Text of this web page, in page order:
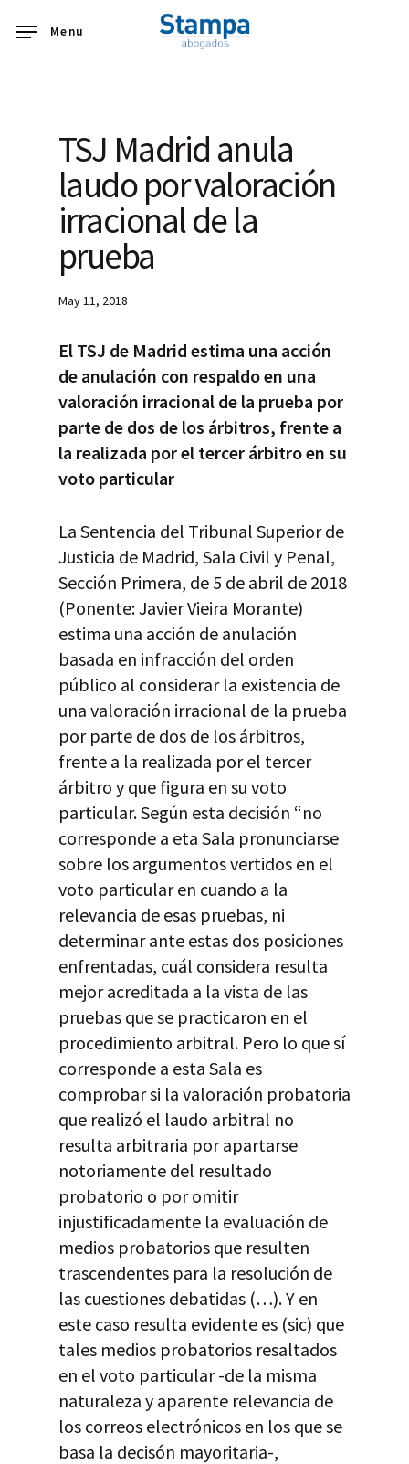
Menu
TSJ Madrid anula
laudo por valoración
irracional de la
prueba
May 11, 2018
El TSJ de Madrid estima una acción
de anulación con respaldo en una
valoración irracional de la prueba por
parte de dos de los árbitros, frente a
la realizada por el tercer árbitro en su
voto particular
La Sentencia del Tribunal Superior de
Justicia de Madrid, Sala Civil y Penal,
Sección Primera, de 5 de abril de 2018
(Ponente: Javier Vieira Morante)
estima una acción de anulación
basada en infracción del orden
público al considerar la existencia de
una valoración irracional de la prueba
por parte de dos de los árbitros,
frente a la realizada por el tercer
árbitro y que figura en su voto
particular. Según esta decisión “no
corresponde a eta Sala pronunciarse
sobre los argumentos vertidos en el
voto particular en cuando a la
relevancia de esas pruebas, ni
determinar ante estas dos posiciones
enfrentadas, cuál considera resulta
mejor acreditada a la vista de las
pruebas que se practicaron en el
procedimiento arbitral. Pero lo que sí
corresponde a esta Sala es
comprobar si la valoración probatoria
que realizó el laudo arbitral no
resulta arbitraria por apartarse
notoriamente del resultado
probatorio o por omitir
injustificadamente la evaluación de
medios probatorios que resulten
trascendentes para la resolución de
las cuestiones debatidas (…). Y en
este caso resulta evidente es (sic) que
tales medios probatorios resaltados
en el voto particular -de la misma
naturaleza y aparente relevancia de
los correos electrónicos en los que se
basa la decisón mayoritaria-,